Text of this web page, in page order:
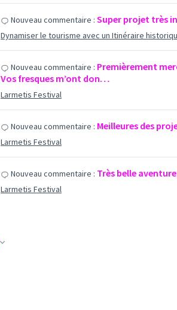
Nouveau commentaire : Super projet très
Dynamiser le tourisme avec un Itinéraire
Nouveau commentaire : Premièrement
Vos fresques m’ont don…
Larmetis Festival
Nouveau commentaire : Meilleures des
Larmetis Festival
Nouveau commentaire : Très belle
Larmetis Festival